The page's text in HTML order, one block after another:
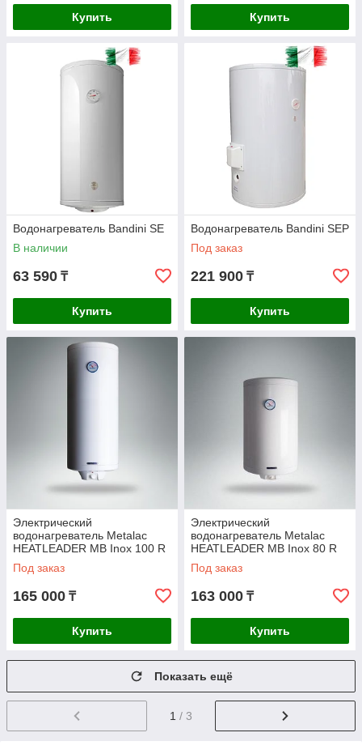
Купить Купить
Водонагреватель Bandini SE
В наличии
63 590 ₸
Купить
Водонагреватель Bandini SEP
Под заказ
221 900 ₸
Купить
Электрический
водонагреватель Metalac
HEATLEADER MB Inox 100 R
Под заказ
165 000 ₸
Купить
Электрический
водонагреватель Metalac
HEATLEADER MB Inox 80 R
Под заказ
163 000 ₸
Купить
Показать ещё
1 / 3